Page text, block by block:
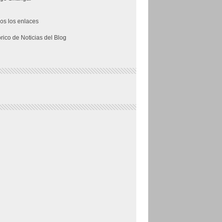
los enlaces
de Noticias del Blog